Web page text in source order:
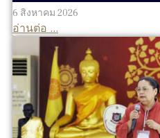
6 สิงหาคม 2026
อ่านต่อ ...